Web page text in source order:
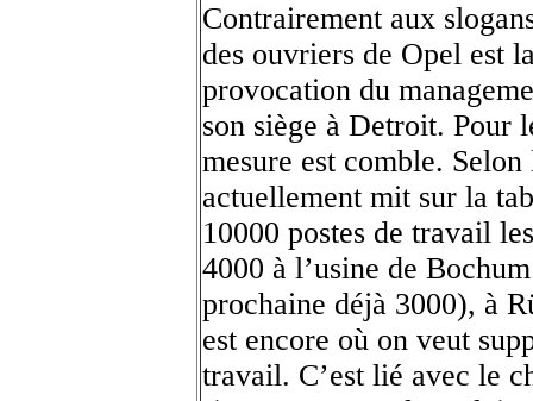
Contrairement aux
des ouvriers de Opel est
provocation du
son siège à Detroit. Pour
mesure est comble.
actuellement mit sur la
10000 postes de travail
4000 à l’usine de
prochaine déjà 3000), à
est encore où on veut
travail. C’est lié avec le